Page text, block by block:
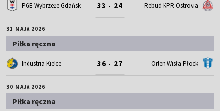
PGE Wybrzeże Gdańsk 33 - 24 Rebud KPR Ostrovia
31 MAJA 2026
Piłka ręczna
Industria Kielce 36 - 27 Orlen Wisła Płock
30 MAJA 2026
Piłka ręczna